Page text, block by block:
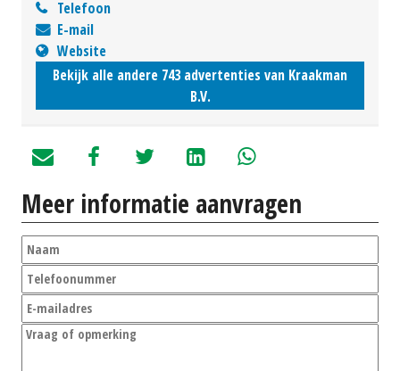
Telefoon
E-mail
Website
Bekijk alle andere 743 advertenties van Kraakman
B.V.
Meer informatie aanvragen